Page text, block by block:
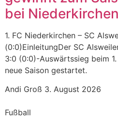
bei Niederkirchen
1. FC Niederkirchen – SC
(0:0)EinleitungDer SC
3:0 (0:0)-Auswärtssieg beim
neue Saison gestartet.
Andi Groß 3. August 2026
Fußball